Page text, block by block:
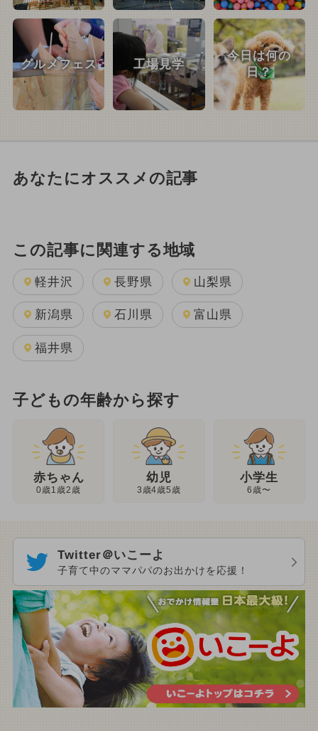
グルメフェス 工場見学
今日は何の
日？
あなたにオススメの記事
この記事に関連する地域
軽井沢 長野県 山梨県
新潟県 石川県 富山県
福井県
子どもの年齢から探す
赤ちゃん
0歳1歳2歳
幼児
3歳4歳5歳
小学生
6歳〜
Twitter＠いこーよ
子育て中のママパパのお出かけを応援！